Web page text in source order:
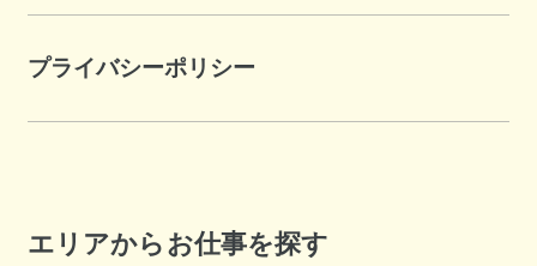
プライバシーポリシー
エリアからお仕事を探す